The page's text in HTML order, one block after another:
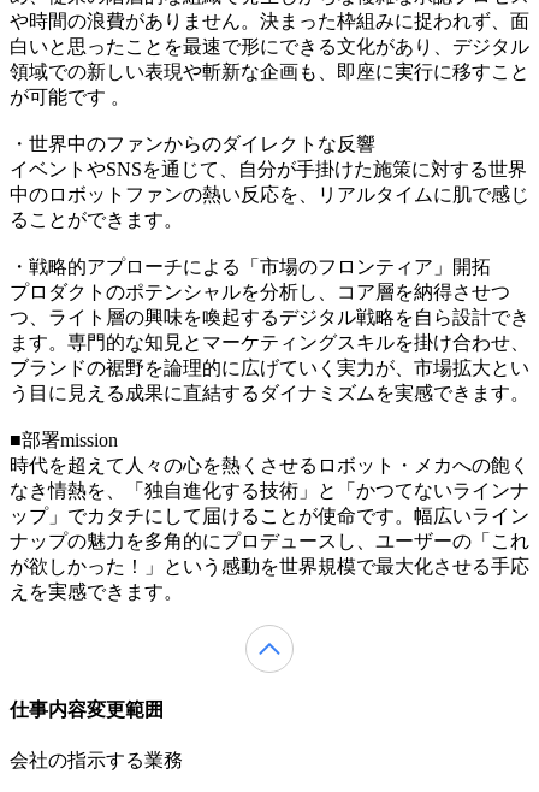
や時間の浪費がありません。決まった枠組みに捉われず、面
白いと思ったことを最速で形にできる文化があり、デジタル
領域での新しい表現や斬新な企画も、即座に実行に移すこと
が可能です 。
・世界中のファンからのダイレクトな反響
イベントやSNSを通じて、自分が手掛けた施策に対する世界
中のロボットファンの熱い反応を、リアルタイムに肌で感じ
ることができます。
・戦略的アプローチによる「市場のフロンティア」開拓
プロダクトのポテンシャルを分析し、コア層を納得させつ
つ、ライト層の興味を喚起するデジタル戦略を自ら設計でき
ます。専門的な知見とマーケティングスキルを掛け合わせ、
ブランドの裾野を論理的に広げていく実力が、市場拡大とい
う目に見える成果に直結するダイナミズムを実感できます。
■部署mission
時代を超えて人々の心を熱くさせるロボット・メカへの飽く
なき情熱を、「独自進化する技術」と「かつてないラインナ
ップ」でカタチにして届けることが使命です。幅広いライン
ナップの魅力を多角的にプロデュースし、ユーザーの「これ
が欲しかった！」という感動を世界規模で最大化させる手応
えを実感できます。
仕事内容変更範囲
会社の指示する業務